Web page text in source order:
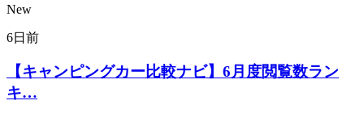
New
6日前
【キャンピングカー比較ナビ】6月度閲覧数ラン
キ…